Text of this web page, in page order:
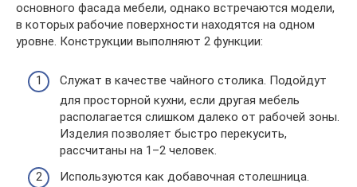
основного фасада мебели, однако встречаются модели,
в которых рабочие поверхности находятся на одном
уровне. Конструкции выполняют 2 функции:
Служат в качестве чайного столика. Подойдут
для просторной кухни, если другая мебель
располагается слишком далеко от рабочей зоны.
Изделия позволяет быстро перекусить,
рассчитаны на 1–2 человек.
Используются как добавочная столешница.